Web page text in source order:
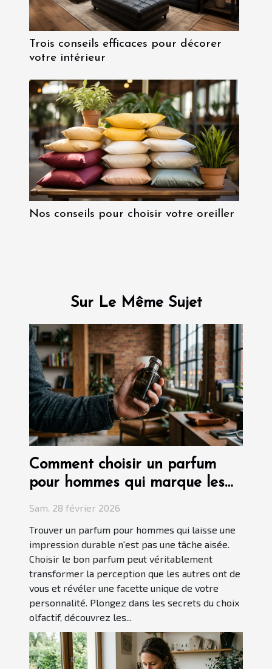
Trois conseils efficaces pour décorer
votre intérieur
Nos conseils pour choisir votre oreiller
Sur Le Même Sujet
Comment choisir un parfum
pour hommes qui marque les
esprits ?
Sam. 28 février 2026
Trouver un parfum pour hommes qui laisse une
impression durable n'est pas une tâche aisée.
Choisir le bon parfum peut véritablement
transformer la perception que les autres ont de
vous et révéler une facette unique de votre
personnalité. Plongez dans les secrets du choix
olfactif, découvrez les...